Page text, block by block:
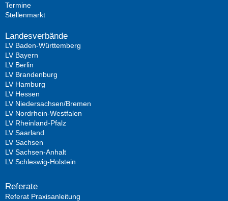
Termine
Stellenmarkt
Landesverbände
LV Baden-Württemberg
LV Bayern
LV Berlin
LV Brandenburg
LV Hamburg
LV Hessen
LV Niedersachsen/Bremen
LV Nordrhein-Westfalen
LV Rheinland-Pfalz
LV Saarland
LV Sachsen
LV Sachsen-Anhalt
LV Schleswig-Holstein
Referate
Referat Praxisanleitung